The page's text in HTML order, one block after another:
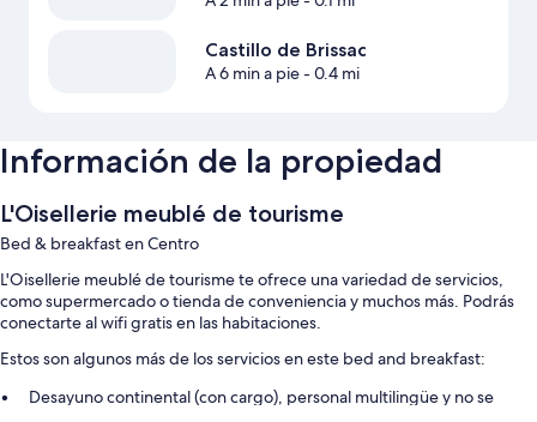
Castillo de Brissac
A 6 min a pie- 0.4 mi
Información de la propiedad
L'Oisellerie meublé de tourisme
Bed & breakfast en Centro
L'Oisellerie meublé de tourisme te ofrece una variedad de servicios,
como supermercado o tienda de conveniencia y muchos más. Podrás
conectarte al wifi gratis en las habitaciones.
Estos son algunos más de los servicios en este bed and breakfast:
Desayuno continental (con cargo), personal multilingüe y no se